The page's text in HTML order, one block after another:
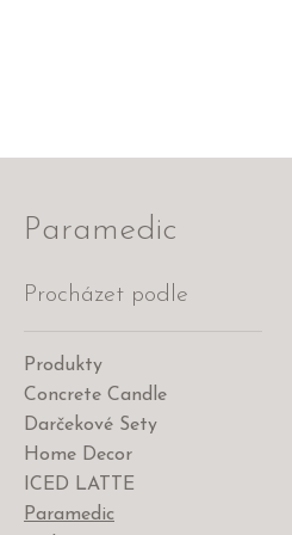
Paramedic
Procházet podle
Produkty
Concrete Candle
Darčekové Sety
Home Decor
ICED LATTE
Paramedic